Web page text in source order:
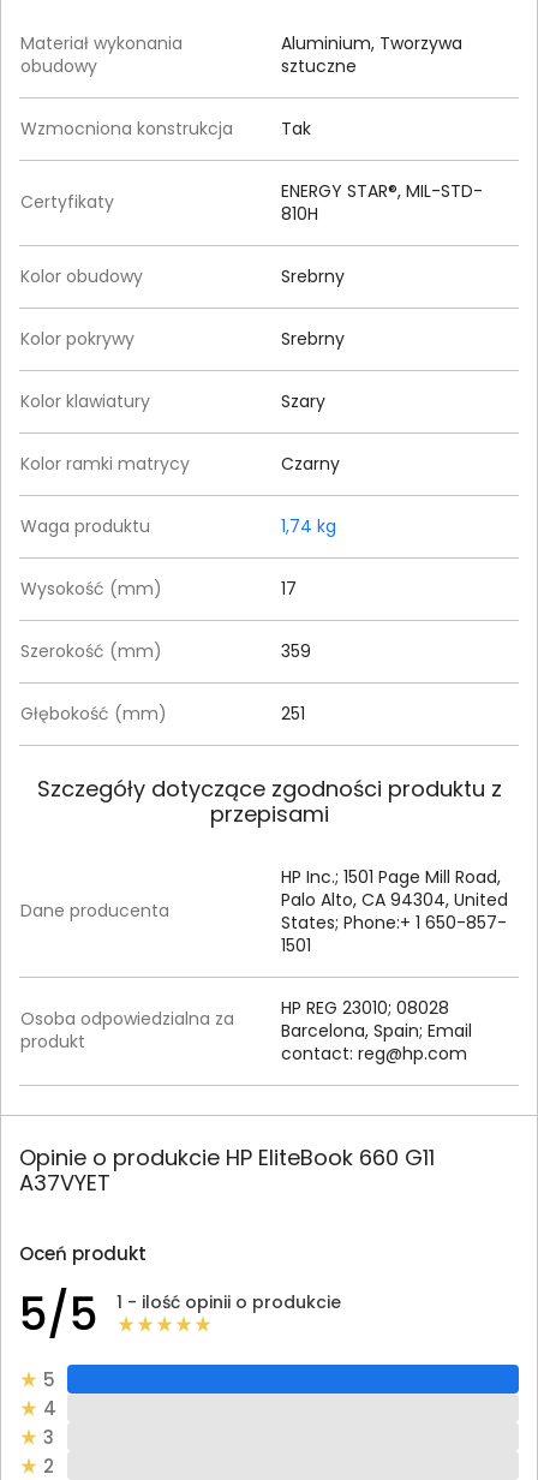
Materiał wykonania
obudowy
Aluminium, Tworzywa
sztuczne
Wzmocniona konstrukcja Tak
Certyfikaty
ENERGY STAR®, MIL-STD-
810H
Kolor obudowy Srebrny
Kolor pokrywy Srebrny
Kolor klawiatury Szary
Kolor ramki matrycy Czarny
Waga produktu 1,74 kg
Wysokość (mm) 17
Szerokość (mm) 359
Głębokość (mm) 251
Szczegóły dotyczące zgodności produktu z
przepisami
Dane producenta
HP Inc.; 1501 Page Mill Road,
Palo Alto, CA 94304, United
States; Phone:+ 1 650-857-
1501
Osoba odpowiedzialna za
produkt
HP REG 23010; 08028
Barcelona, Spain; Email
contact: reg@hp.com
Opinie o produkcie HP EliteBook 660 G11
A37VYET
Oceń produkt
5/5 1 - ilość opinii o produkcie
5
4
3
2